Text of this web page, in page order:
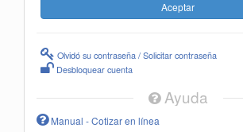
Olvidó su contraseña / Solicitar contraseña
Desbloquear cuenta
Ayuda
Manual - Cotizar en línea